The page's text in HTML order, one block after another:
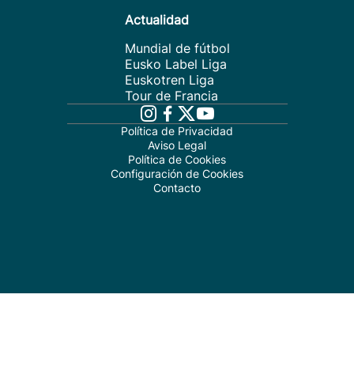
Actualidad
Mundial de fútbol
Eusko Label Liga
Euskotren Liga
Tour de Francia
Política de Privacidad
Aviso Legal
Política de Cookies
Configuración de Cookies
Contacto